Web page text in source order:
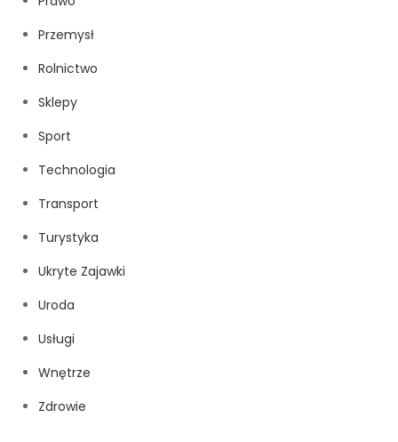
Przemysł
Rolnictwo
Sklepy
Sport
Technologia
Transport
Turystyka
Ukryte Zajawki
Uroda
Usługi
Wnętrze
Zdrowie